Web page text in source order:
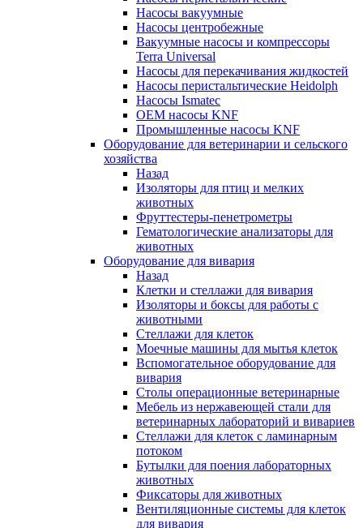
Насосы вакуумные
Насосы центробежные
Вакуумные насосы и компрессоры
Terra Universal
Насосы для перекачивания жидкостей
Насосы перистальтические Heidolph
Насосы Ismatec
OEM насосы KNF
Промышленные насосы KNF
Оборудование для ветеринарии и сельского
хозяйства
Назад
Изоляторы для птиц и мелких
животных
Фруттестеры-пенетрометры
Гематологические анализаторы для
животных
Оборудование для вивария
Назад
Клетки и стеллажи для вивария
Изоляторы и боксы для работы с
животными
Стеллажи для клеток
Моечные машины для мытья клеток
Вспомогательное оборудование для
вивария
Столы операционные ветеринарные
Мебель из нержавеющей стали для
ветеринарных лабораторий и вивариев
Стеллажи для клеток с ламинарным
потоком
Бутылки для поения лабораторных
животных
Фиксаторы для животных
Вентиляционные системы для клеток
для вивария